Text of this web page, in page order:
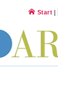
Start